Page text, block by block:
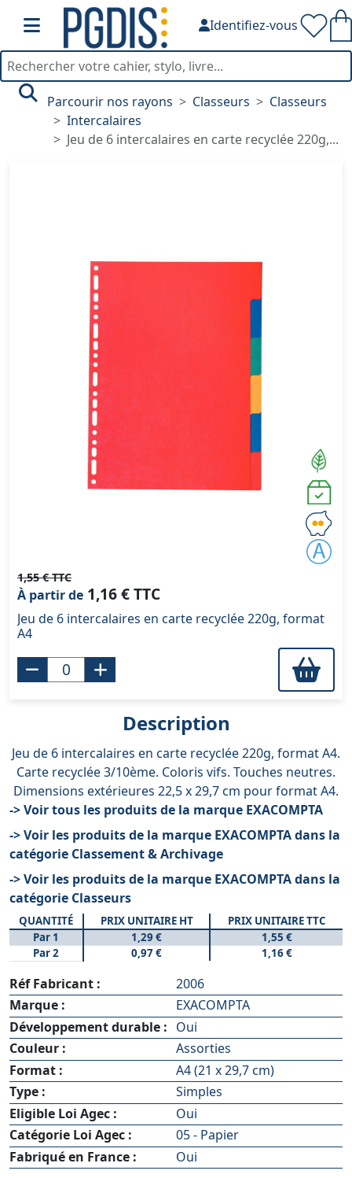
Identifiez-vous
Parcourir nos rayons Classeurs
Classeurs
Intercalaires
Jeu de 6 intercalaires en carte recyclée 220g,...
1,55 € TTC
À partir de 1,16 € TTC
Jeu de 6 intercalaires en carte recyclée 220g, format
A4
Description
Jeu de 6 intercalaires en carte recyclée 220g, format A4.
Carte recyclée 3/10ème. Coloris vifs. Touches neutres.
Dimensions extérieures 22,5 x 29,7 cm pour format A4.
-> Voir tous les produits de la marque EXACOMPTA
-> Voir les produits de la marque EXACOMPTA dans la
catégorie Classement & Archivage
-> Voir les produits de la marque EXACOMPTA dans la
catégorie Classeurs
QUANTITÉ PRIX UNITAIRE HT
PRIX UNITAIRE TTC
Par 1
1,29 €
1,55 €
Par 2
0,97 € 1,16 €
Réf Fabricant :
2006
Marque :
EXACOMPTA
Développement durable : Oui
Couleur :
Assorties
Format :
A4 (21 x 29,7 cm)
Type :
Simples
Eligible Loi Agec :
Oui
Catégorie Loi Agec :
05 - Papier
Fabriqué en France :
Oui